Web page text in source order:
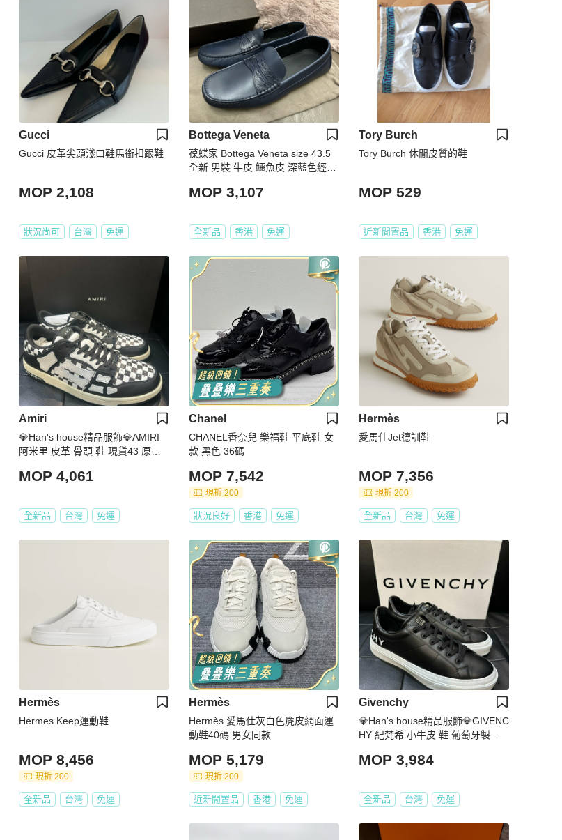
Gucci
Gucci 皮革尖頭淺口鞋馬銜扣跟鞋
MOP 2,108
狀況尚可 台灣 免運
Bottega Veneta
葆蝶家 Bottega Veneta size 43.5
全新 男裝 牛皮 鱷魚皮 深藍色經典
鞋
MOP 3,107
全新品 香港 免運
Tory Burch
Tory Burch 休閒皮質的鞋
MOP 529
近新閒置品 香港 免運
Amiri
💎Han's house精品服飾💎AMIRI
阿米里 皮革 骨頭 鞋 現貨43 原價2
MOP 4,061
全新品 台灣 免運
Chanel
CHANEL香奈兒 樂福鞋 平底鞋 女
款 黑色 36碼
MOP 7,542
現折 200
狀況良好 香港 免運
Hermès
愛馬仕Jet德訓鞋
MOP 7,356
現折 200
全新品 台灣 免運
Hermès
Hermes Keep運動鞋
MOP 8,456
現折 200
全新品 台灣 免運
Hermès
Hermès 愛馬仕灰白色麂皮網面運
動鞋40碼 男女同款
MOP 5,179
現折 200
近新閒置品 香港 免運
Givenchy
💎Han's house精品服飾💎GIVENC
HY 紀梵希 小牛皮 鞋 葡萄牙製原
MOP 3,984
全新品 台灣 免運